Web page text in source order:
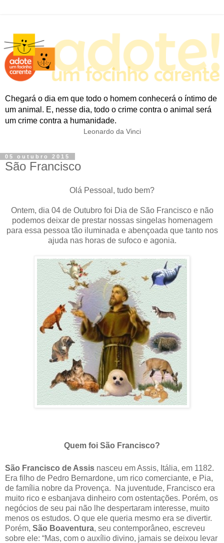
Chegará o dia em que todo o homem conhecerá o íntimo de
um animal. E, nesse dia, todo o crime contra o animal será
um crime contra a humanidade.
Leonardo da Vinci
05 outubro 2015
São Francisco
Olá Pessoal, tudo bem?
Ontem, dia 04 de Outubro foi Dia de São Francisco e não
podemos deixar de prestar nossas singelas homenagem
para essa pessoa tão iluminada e abençoada que tanto nos
ajuda nas horas de sufoco e agonia.
Quem foi São Francisco?
São Francisco de Assis nasceu em Assis, Itália, em 1182.
Era filho de Pedro Bernardone, um rico comerciante, e Pia,
de família nobre da Provença. Na juventude, Francisco era
muito rico e esbanjava dinheiro com ostentações. Porém, os
negócios de seu pai não lhe despertaram interesse, muito
menos os estudos. O que ele queria mesmo era se divertir.
Porém, São Boaventura, seu contemporâneo, escreveu
sobre ele: “Mas, com o auxílio divino, jamais se deixou levar